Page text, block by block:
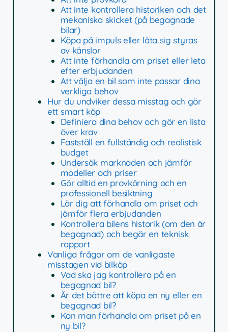
Att inte kontrollera historiken och det
mekaniska skicket (på begagnade
bilar)
Köpa på impuls eller låta sig styras
av känslor
Att inte förhandla om priset eller leta
efter erbjudanden
Att välja en bil som inte passar dina
verkliga behov
Hur du undviker dessa misstag och gör
ett smart köp
Definiera dina behov och gör en lista
över krav
Fastställ en fullständig och realistisk
budget
Undersök marknaden och jämför
modeller och priser
Gör alltid en provkörning och en
professionell besiktning
Lär dig att förhandla om priset och
jämför flera erbjudanden
Kontrollera bilens historik (om den är
begagnad) och begär en teknisk
rapport
Vanliga frågor om de vanligaste
misstagen vid bilköp
Vad ska jag kontrollera på en
begagnad bil?
Är det bättre att köpa en ny eller en
begagnad bil?
Kan man förhandla om priset på en
ny bil?